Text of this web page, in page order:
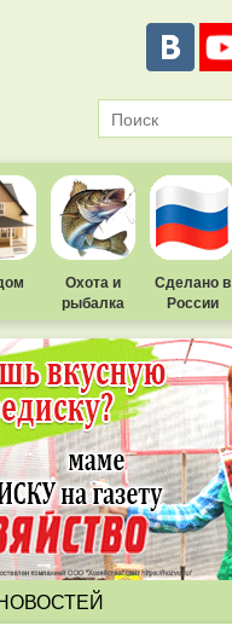
Охота и
рыбалка
Сделано в
России